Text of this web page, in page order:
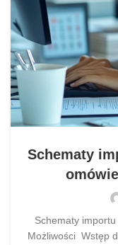
Schematy
Schematy
Możliwości Wstęp